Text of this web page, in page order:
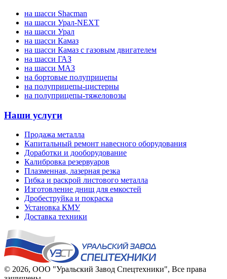
на шасси Shacman
на шасси Урал-NEXT
на шасси Урал
на шасси Камаз
на шасси Камаз с газовым двигателем
на шасси ГАЗ
на шасси МАЗ
на бортовые полуприцепы
на полуприцепы-цистерны
на полуприцепы-тяжеловозы
Наши услуги
Продажа металла
Капитальный ремонт навесного оборудования
Доработки и дооборудование
Калибровка резервуаров
Плазменная, лазерная резка
Гибка и раскрой листового металла
Изготовление днищ для емкостей
Дробеструйка и покраска
Установка КМУ
Доставка техники
© 2026, ООО "Уральский Завод Спецтехники", Все права